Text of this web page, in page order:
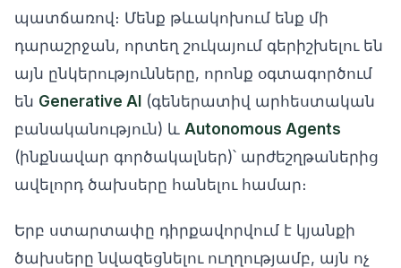
պատճառով։ Մենք թևակոխում ենք մի
դարաշրջան, որտեղ շուկայում գերիշխելու են
այն ընկերությունները, որոնք օգտագործում
են Generative AI (գեներատիվ արհեստական
բանականություն) և Autonomous Agents
(ինքնավար գործակալներ)՝ արժեշղթաներից
ավելորդ ծախսերը հանելու համար։
Երբ ստարտափը դիրքավորվում է կյանքի
ծախսերը նվազեցնելու ուղղությամբ, այն ոչ